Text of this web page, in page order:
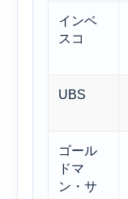
インベ
スコ
UBS
ゴール
ドマ
ン・サ